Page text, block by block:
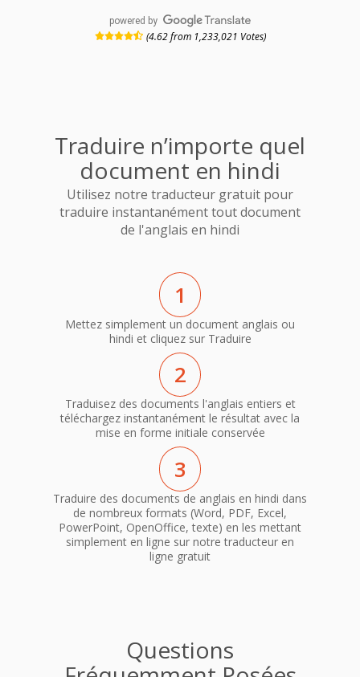
powered by
(4.62 from 1,233,021 Votes)
Traduire n’importe quel
document en hindi
Utilisez notre traducteur gratuit pour
traduire instantanément tout document
de l'anglais en hindi
1
Mettez simplement un document anglais ou
hindi et cliquez sur Traduire
2
Traduisez des documents l'anglais entiers et
téléchargez instantanément le résultat avec la
mise en forme initiale conservée
3
Traduire des documents de anglais en hindi dans
de nombreux formats (Word, PDF, Excel,
PowerPoint, OpenOffice, texte) en les mettant
simplement en ligne sur notre traducteur en
ligne gratuit
Questions